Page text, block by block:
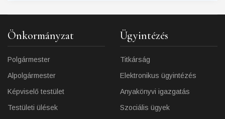
Önkormányzat
Polgármester
Alpolgármester
Képviselő testület
Testületi ülések
Ügyintézés
Titkárság
Elektronikus ügyintézés
Anyakönyvi igazgatás
Szociális ügyek